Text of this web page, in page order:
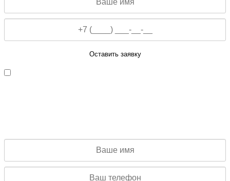
Оставить заявку